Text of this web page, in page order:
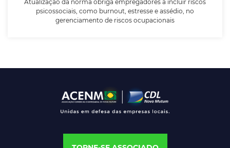
Atualização da norma obriga empregadores a incluir riscos
psicossociais, como burnout, estresse e assédio, no
gerenciamento de riscos ocupacionais